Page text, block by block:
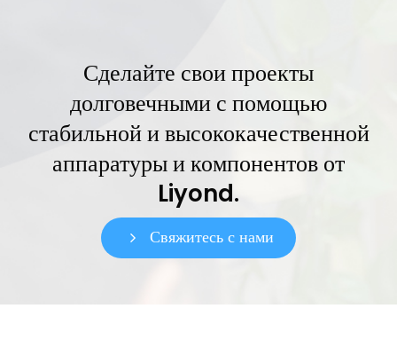
Сделайте свои проекты
долговечными с помощью
стабильной и высококачественной
аппаратуры и компонентов от
Liyond.
Свяжитесь с нами